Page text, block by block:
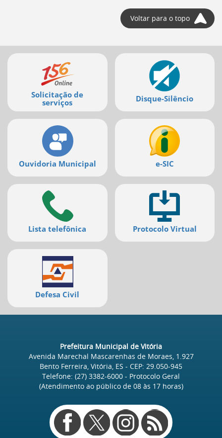
Voltar para o topo
Mais
serviços
Solicitação de
serviços
Disque-Silêncio
Ouvidoria Municipal e-SIC
Lista telefônica Protocolo Virtual
Defesa Civil
Prefeitura Municipal de Vitória
Avenida Marechal Mascarenhas de Moraes, 1.927
Bento Ferreira, Vitória, ES - CEP: 29.050-945
Telefone: (27) 3382-6000 - Protocolo Geral
(Atendimento ao público de 08às 17horas)